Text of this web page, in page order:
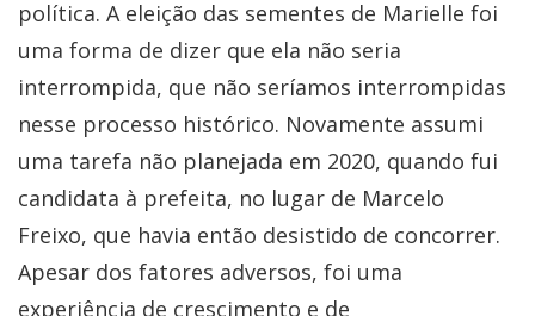
política. A eleição das sementes de Marielle foi
uma forma de dizer que ela não seria
interrompida, que não seríamos interrompidas
nesse processo histórico. Novamente assumi
uma tarefa não planejada em 2020, quando fui
candidata à prefeita, no lugar de Marcelo
Freixo, que havia então desistido de concorrer.
Apesar dos fatores adversos, foi uma
experiência de crescimento e de